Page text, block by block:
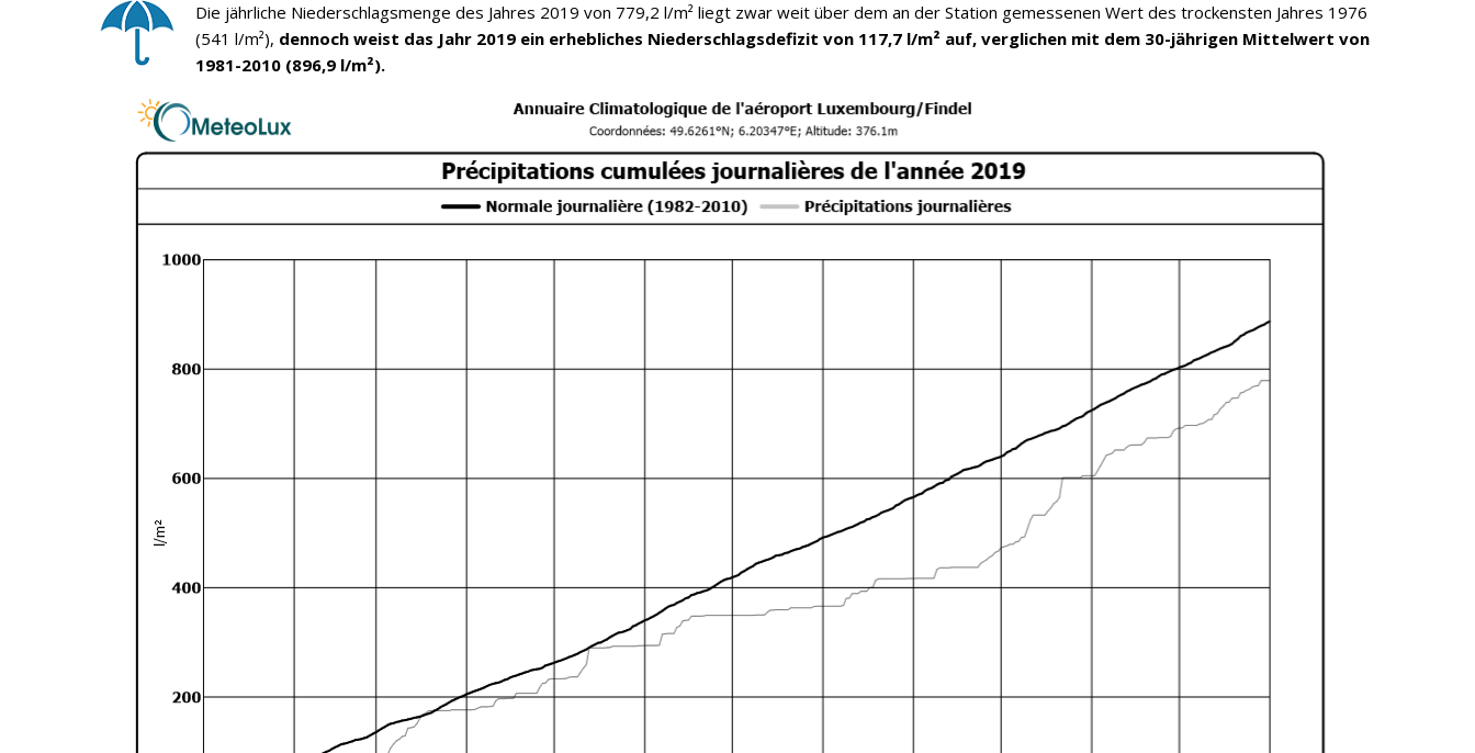
Die jährliche Niederschlagsmenge des Jahres 2019 von 779,2 l/m² liegt zwar weit über dem an der Station gemessenen Wert des trockensten Jahres 1976
(541 l/m²), dennoch weist das Jahr 2019 ein erhebliches Niederschlagsdefizit von 117,7 l/m² auf, verglichen mit dem 30-jährigen Mittelwert von
1981-2010 (896,9 l/m²).